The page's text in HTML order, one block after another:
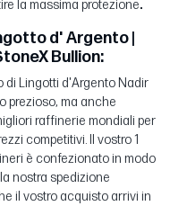
la massima protezione.
d' Argento |
Bullion:
Lingotti d'Argento Nadir
prezioso, ma anche
raffinerie mondiali per
competitivi. Il vostro 1
è confezionato in modo
nostra spedizione
il vostro acquisto arrivi in